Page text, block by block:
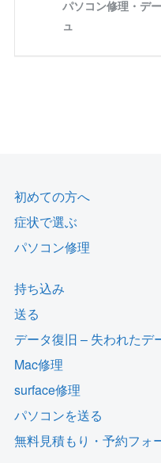
初めての方へ
症状で選ぶ
パソコン修理
持ち込み
送る
データ復旧 – 失われたデ
Mac修理
surface修理
パソコンを送る
無料見積もり・予約フォ